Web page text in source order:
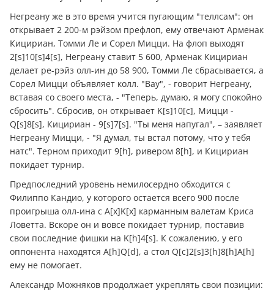
Негреану же в это время учится пугающим "теллсам": он
открывает 2 200-м рэйзом префлоп, ему отвечают Арменак
Кицириан, Томми Ле и Сорел Мицци. На флоп выходят
2[s]10[s]4[s], Негреану ставит 5 600, Арменак Кицириан
делает ре-рэйз олл-ин до 58 900, Томми Ле сбрасывается, а
Сорел Мицци объявляет колл. "Вау", - говорит Негреану,
вставая со своего места, - "Теперь, думаю, я могу спокойно
сбросить". Сбросив, он открывает K[s]10[c], Мицци -
Q[s]8[s], Кицириан - 9[s]7[s]. "Ты меня напугал", – заявляет
Негреану Мицци, - "Я думал, ты встал потому, что у тебя
натс". Терном приходит 9[h], ривером 8[h], и Кицириан
покидает турнир.
Предпоследний уровень немилосердно обходится с
Филиппо Кандио, у которого остается всего 900 после
проигрыша олл-ина с A[x]K[x] карманным валетам Криса
Ловетта. Вскоре он и вовсе покидает турнир, поставив
свои последние фишки на K[h]4[s]. К сожалению, у его
оппонента находятся A[h]Q[d], а стол Q[c]2[s]3[h]8[h]A[h]
ему не помогает.
Александр Можняков продолжает укреплять свои позиции: